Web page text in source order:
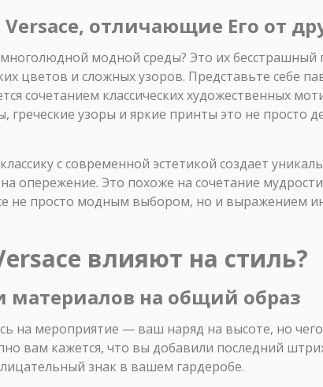
отличающие Его от
модной среды? Это их бесстрашный
цветов и сложных узоров. Представьте себе
сочетанием классических художественных
греческие узоры и яркие принты это не просто
с современной эстетикой создает
опережение. Это похоже на сочетание
не просто модным выбором, но и выражением
влияют на стиль?
материалов на общий образ
на мероприятие — ваш наряд на высоте, но
вам кажется, что вы добавили последний
знак в вашем гардеробе.